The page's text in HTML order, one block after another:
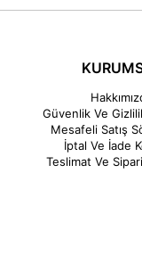
Güvenlik Ve
Mesafeli Satış
İptal Ve İade
Teslimat Ve